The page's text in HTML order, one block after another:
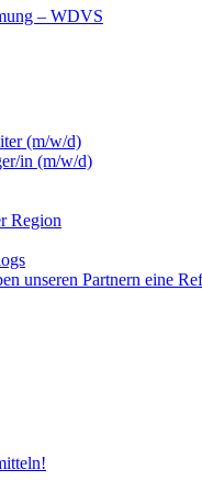
– WDVS
(m/w/d)
in (m/w/d)
Region
unseren Partnern eine